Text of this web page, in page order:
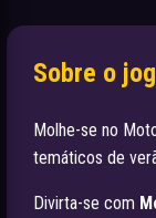
Sobre o
Molhe-se no
temáticos de
Divirta-se com